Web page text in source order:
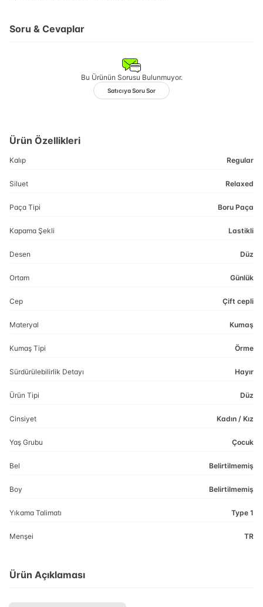
Soru & Cevaplar
Bu Ürünün Sorusu Bulunmuyor.
Satıcıya Soru Sor
Ürün Özellikleri
Kalıp Regular
Siluet Relaxed
Paça Tipi Boru Paça
Kapama Şekli Lastikli
Desen Düz
Ortam Günlük
Cep Çift cepli
Materyal Kumaş
Kumaş Tipi Örme
Sürdürülebilirlik Detayı Hayır
Ürün Tipi Düz
Cinsiyet Kadın / Kız
Yaş Grubu Çocuk
Bel Belirtilmemiş
Boy Belirtilmemiş
Yıkama Talimatı Type 1
Menşei TR
Ürün Açıklaması